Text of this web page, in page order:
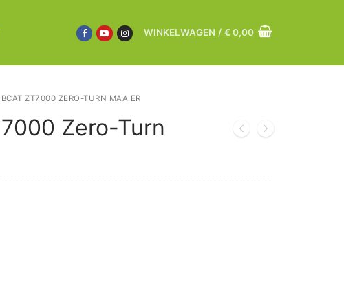
WINKELWAGEN / €0,00
ZT7000 ZERO-TURN MAAIER
Zero-Turn